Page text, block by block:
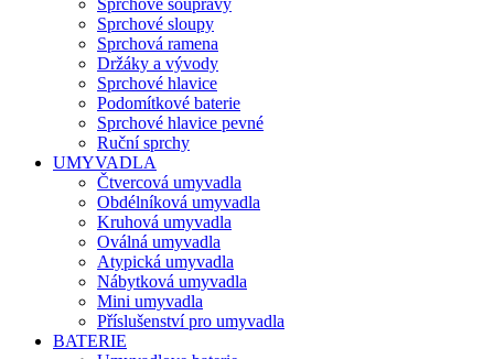
Sprchové soupravy
Sprchové sloupy
Sprchová ramena
Držáky a vývody
Sprchové hlavice
Podomítkové baterie
Sprchové hlavice pevné
Ruční sprchy
UMYVADLA
Čtvercová umyvadla
Obdélníková umyvadla
Kruhová umyvadla
Oválná umyvadla
Atypická umyvadla
Nábytková umyvadla
Mini umyvadla
Příslušenství pro umyvadla
BATERIE